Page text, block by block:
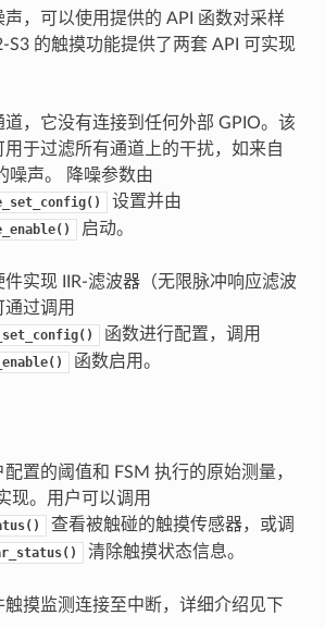
，可以使用提供的 API 函数对采样
S3 的触摸功能提供了两套 API 可实现
，它没有连接到任何外部 GPIO。该
用于过滤所有通道上的干扰，如来自
噪声。 降噪参数由
设置并由
启动。
实现 IIR-滤波器（无限脉冲响应滤波
过调用
函数进行配置，调用
函数启用。
置的阈值和 FSM 执行的原始测量，
现。用户可以调用
查看被触碰的触摸传感器，或调
清除触摸状态信息。
摸监测连接至中断，详细介绍见下